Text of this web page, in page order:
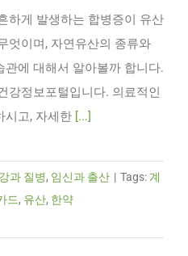
하게 발생하는 합병증이 유산
엇이며, 자연유산의 종류와
에 대해서 알아볼까 합니다.
강정보포털입니다. 의료적인
시고, 자세한 [...]
과 질병, 임신과 출산 | Tags:계
드, 유산, 한약